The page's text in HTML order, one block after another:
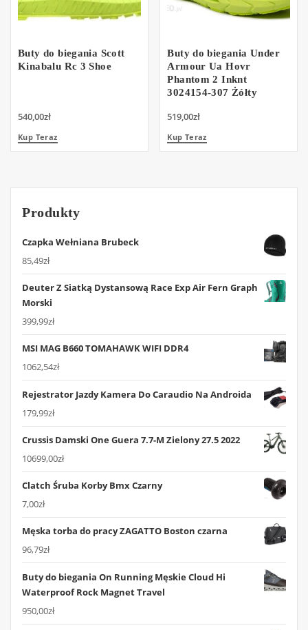
Buty do biegania Scott
Kinabalu Rc 3 Shoe
540,00zł
Kup Teraz
Buty do biegania Under
Armour Ua Hovr
Phantom 2 Inknt
3024154-307 Żółty
519,00zł
Kup Teraz
Produkty
Czapka Wełniana Brubeck
85,49zł
Deuter Z Siatką Dystansową Race Exp Air Fern Graph
Morski
399,99zł
MSI MAG B660 TOMAHAWK WIFI DDR4
1062,54zł
Rejestrator Jazdy Kamera Do Caraudio Na Androida
179,99zł
Crussis Damski One Guera 7.7-M Zielony 27.5 2022
10699,00zł
Clatch Śruba Korby Bmx Czarny
7,00zł
Męska torba do pracy ZAGATTO Boston czarna
96,79zł
Buty do biegania On Running Męskie Cloud Hi
Waterproof Rock Magnet Travel
950,00zł